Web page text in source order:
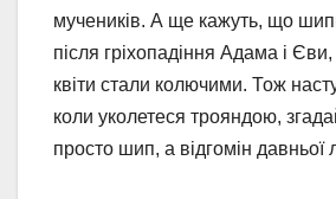
мучеників. А ще кажуть, що
після гріхопадіння Адама і Єви,
квіти стали колючими. Тож
коли уколетеся трояндою,
просто шип, а відгомін давньої